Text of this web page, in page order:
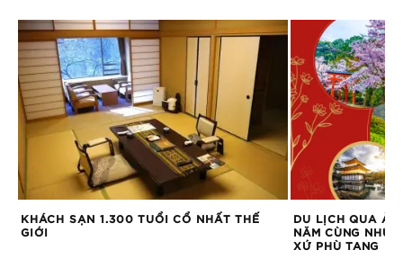
KHÁCH SẠN 1.300 TUỔI CỔ NHẤT THẾ
GIỚI
DU LỊCH QUA
NĂM CÙNG
XỨ PHÙ TANG